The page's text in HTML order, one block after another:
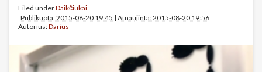
Filed underDaikčiukai
Publikuota: 2015-08-20 19:45 | Atnaujinta: 2015-08-20 19:56
Autorius:Darius